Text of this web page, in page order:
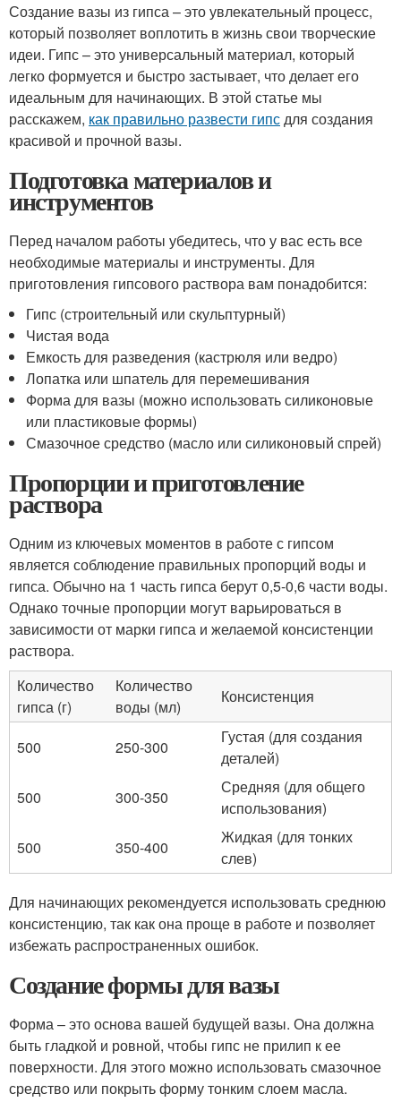
Создание вазы из гипса – это увлекательный процесс,
который позволяет воплотить в жизнь свои творческие
идеи. Гипс – это универсальный материал, который
легко формуется и быстро застывает, что делает его
идеальным для начинающих. В этой статье мы
расскажем, как правильно развести гипсдля создания
красивой и прочной вазы.
Подготовка материалов и
инструментов
Перед началом работы убедитесь, что у вас есть все
необходимые материалы и инструменты. Для
приготовления гипсового раствора вам понадобится:
Гипс (строительный или скульптурный)
Чистая вода
Емкость для разведения (кастрюля или ведро)
Лопатка или шпатель для перемешивания
Форма для вазы (можно использовать силиконовые
или пластиковые формы)
Смазочное средство (масло или силиконовый спрей)
Пропорции и приготовление
раствора
Одним из ключевых моментов в работе с гипсом
является соблюдение правильных пропорций воды и
гипса. Обычно на 1 часть гипса берут 0,5-0,6 части воды.
Однако точные пропорции могут варьироваться в
зависимости от марки гипса и желаемой консистенции
раствора.
Количество
гипса (г)
Количество
воды (мл)
Консистенция
500 250-300
Густая (для создания
деталей)
500
300-350
Средняя (для общего
использования)
500
350-400
Жидкая (для тонких
слев)
Для начинающих рекомендуется использовать среднюю
консистенцию, так как она проще в работе и позволяет
избежать распространенных ошибок.
Создание формы для вазы
Форма – это основа вашей будущей вазы. Она должна
быть гладкой и ровной, чтобы гипс не прилип к ее
поверхности. Для этого можно использовать смазочное
средство или покрыть форму тонким слоем масла.